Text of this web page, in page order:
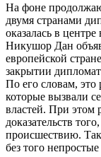
На фоне
двумя странами
оказалась в
Никушор Дан
европейской
закрытии
По его словам, это
которые вызвали
властей. При этом
доказательств
происшествию.
без того